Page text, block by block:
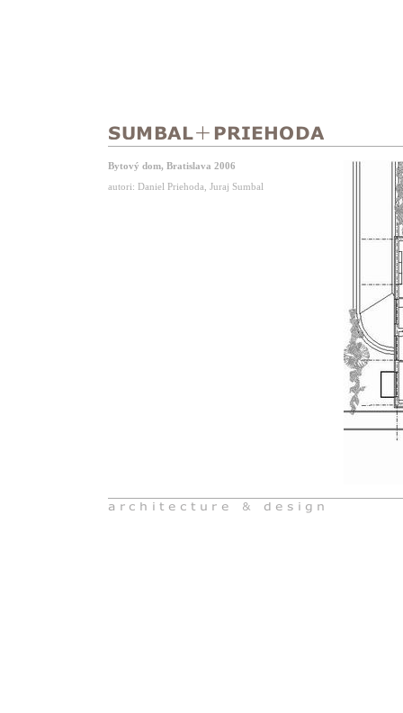
Bytový dom, Bratislava 2006
autori: Daniel Priehoda, Juraj Sumbal